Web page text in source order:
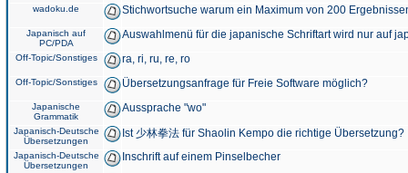
wadoku.de Stichwortsuche warum ein Maximum von 200
Japanisch auf
PC/PDA
Auswahlmenü für die japanische Schriftart wird nur auf
Off-Topic/Sonstiges ra, ri, ru, re, ro
Off-Topic/Sonstiges Übersetzungsanfrage für Freie Software möglich?
Japanische
Grammatik
Aussprache "wo"
Japanisch-Deutsche
Übersetzungen
Ist 少林拳法 für Shaolin Kempo die richtige Übersetzung?
Japanisch-Deutsche
Übersetzungen
Inschrift auf einem Pinselbecher